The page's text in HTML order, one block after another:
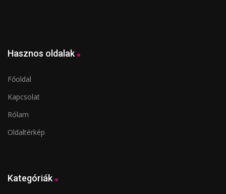
Hasznos oldalak
Főoldal
Kapcsolat
Rólam
Oldaltérkép
Kategóriák